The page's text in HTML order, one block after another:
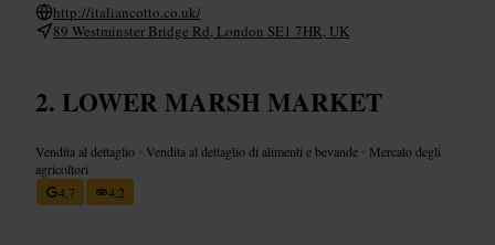
http://italiancotto.co.uk/
89 Westminster Bridge Rd, London SE1 7HR, UK
LOWER MARSH MARKET
Vendita al dettaglio • Vendita al dettaglio di alimenti e bevande • Mercato degli
agricoltori
4,7
4,2